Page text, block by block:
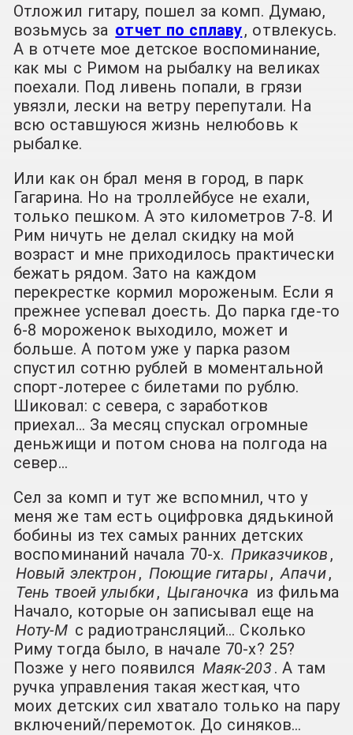
Отложил гитару, пошел за комп. Думаю,
возьмусь за отчет по сплаву, отвлекусь.
А в отчете мое детское воспоминание,
как мы с Римом на рыбалку на великах
поехали. Под ливень попали, в грязи
увязли, лески на ветру перепутали. На
всю оставшуюся жизнь нелюбовь к
рыбалке.
Или как он брал меня в город, в парк
Гагарина. Но на троллейбусе не ехали,
только пешком. А это километров 7-8. И
Рим ничуть не делал скидку на мой
возраст и мне приходилось практически
бежать рядом. Зато на каждом
перекрестке кормил мороженым. Если я
прежнее успевал доесть. До парка где-то
6-8 мороженок выходило, может и
больше. А потом уже у парка разом
спустил сотню рублей в моментальной
спорт-лотерее с билетами по рублю.
Шиковал: с севера, с заработков
приехал… За месяц спускал огромные
деньжищи и потом снова на полгода на
север…
Сел за комп и тут же вспомнил, что у
меня же там есть оцифровка дядькиной
бобины из тех самых ранних детских
воспоминаний начала 70-х. Приказчиков ,
Новый электрон, Поющие гитары , Апачи,
Тень твоей улыбки, Цыганочка из фильма
Начало, которые он записывал еще на
Ноту-М с радиотрансляций… Сколько
Риму тогда было, в начале 70-х? 25?
Позже у него появился Маяк-203 . А там
ручка управления такая жесткая, что
моих детских сил хватало только на пару
включений/перемоток. До синяков…